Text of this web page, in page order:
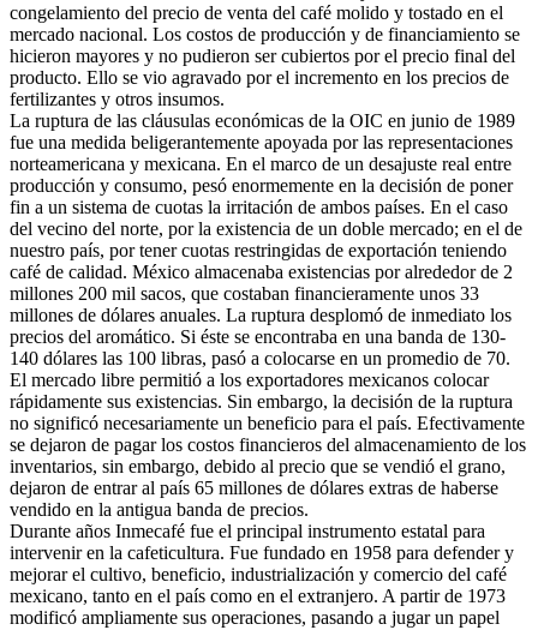
congelamiento del precio de venta del café molido y tostado en el
mercado nacional. Los costos de producción y de financiamiento se
hicieron mayores y no pudieron ser cubiertos por el precio final del
producto. Ello se vio agravado por el incremento en los precios de
fertilizantes y otros insumos.
La ruptura de las cláusulas económicas de la OIC en junio de 1989
fue una medida beligerantemente apoyada por las representaciones
norteamericana y mexicana. En el marco de un desajuste real entre
producción y consumo, pesó enormemente en la decisión de poner
fin a un sistema de cuotas la irritación de ambos países. En el caso
del vecino del norte, por la existencia de un doble mercado; en el de
nuestro país, por tener cuotas restringidas de exportación teniendo
café de calidad. México almacenaba existencias por alrededor de 2
millones 200 mil sacos, que costaban financieramente unos 33
millones de dólares anuales. La ruptura desplomó de inmediato los
precios del aromático. Si éste se encontraba en una banda de 130-
140 dólares las 100 libras, pasó a colocarse en un promedio de 70.
El mercado libre permitió a los exportadores mexicanos colocar
rápidamente sus existencias. Sin embargo, la decisión de la ruptura
no significó necesariamente un beneficio para el país. Efectivamente
se dejaron de pagar los costos financieros del almacenamiento de los
inventarios, sin embargo, debido al precio que se vendió el grano,
dejaron de entrar al país 65 millones de dólares extras de haberse
vendido en la antigua banda de precios.
Durante años Inmecafé fue el principal instrumento estatal para
intervenir en la cafeticultura. Fue fundado en 1958 para defender y
mejorar el cultivo, beneficio, industrialización y comercio del café
mexicano, tanto en el país como en el extranjero. A partir de 1973
modificó ampliamente sus operaciones, pasando a jugar un papel